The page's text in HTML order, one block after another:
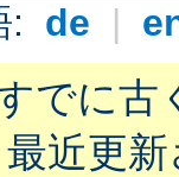
: de |
でに古
近更